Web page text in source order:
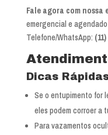
Fale agora com nossa
emergencial e
Telefone/WhatsApp:
Dicas
Se o entupimento for
eles podem corroer a
Para vazamentos